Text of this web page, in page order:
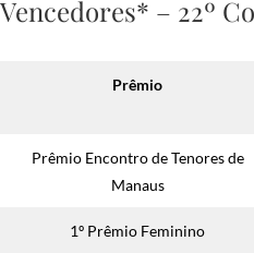
Vencedores* – 22º
Prêmio
Prêmio Encontro de Tenores de
Manaus
1º Prêmio Feminino